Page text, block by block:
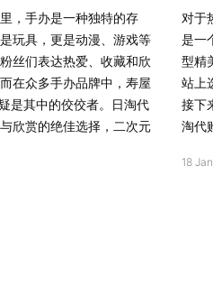
，手办是一种独特的存
玩具，更是动漫、游戏等
丝们表达热爱、收藏和欣
在众多手办品牌中，寿屋
是其中的佼佼者。日淘代
欣赏的绝佳选择，二次元
对于
是一
型精
站上
接下
淘代
18